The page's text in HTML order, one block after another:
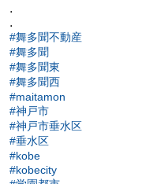
.
.
#舞多聞不動産
#舞多聞
#舞多聞東
#舞多聞西
#maitamon
#神戸市
#神戸市垂水区
#垂水区
#kobe
#kobecity